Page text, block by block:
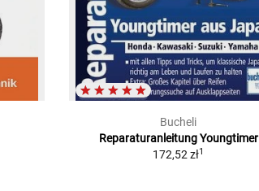
Bucheli
Reparaturanleitung Youngtimer
172,52 zł1